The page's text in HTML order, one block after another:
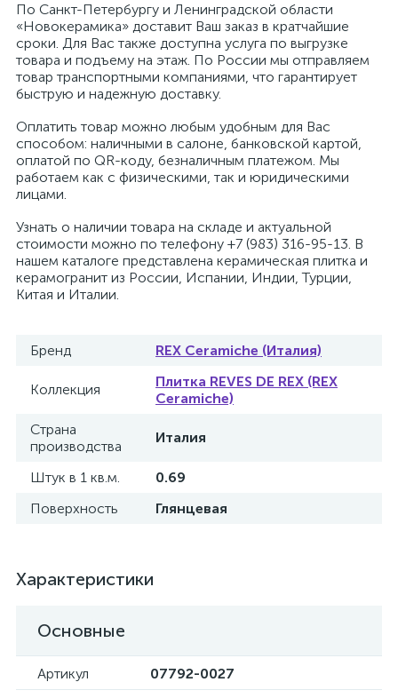
По Санкт-Петербургу и Ленинградской области
«Новокерамика» доставит Ваш заказ в кратчайшие
сроки. Для Вас также доступна услуга по выгрузке
товара и подъему на этаж. По России мы отправляем
товар транспортными компаниями, что гарантирует
быструю и надежную доставку.
Оплатить товар можно любым удобным для Вас
способом: наличными в салоне, банковской картой,
оплатой по QR-коду, безналичным платежом. Мы
работаем как с физическими, так и юридическими
лицами.
Узнать о наличии товара на складе и актуальной
стоимости можно по телефону +7 (983) 316-95-13. В
нашем каталоге представлена керамическая плитка и
керамогранит из России, Испании, Индии, Турции,
Китая и Италии.
Бренд REX Ceramiche (Италия)
Коллекция
Плитка REVES DE REX (REX
Ceramiche)
Страна
производства
Италия
Штук в 1 кв.м.
0.69
Поверхность
Глянцевая
Характеристики
Основные
Артикул
07792-0027